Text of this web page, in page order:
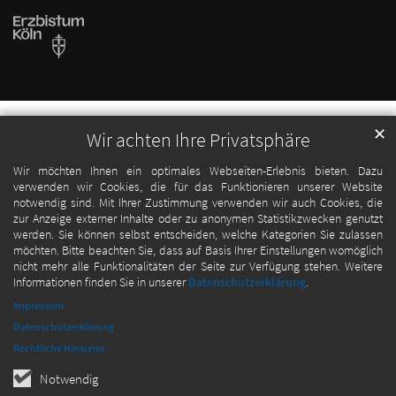
Wir achten Ihre Privatsphäre
Wir möchten Ihnen ein optimales Webseiten-Erlebnis bieten. Dazu
verwenden wir Cookies, die für das Funktionieren unserer Website
notwendig sind. Mit Ihrer Zustimmung verwenden wir auch Cookies, die
zur Anzeige externer Inhalte oder zu anonymen Statistikzwecken genutzt
werden. Sie können selbst entscheiden, welche Kategorien Sie zulassen
möchten. Bitte beachten Sie, dass auf Basis Ihrer Einstellungen womöglich
nicht mehr alle Funktionalitäten der Seite zur Verfügung stehen. Weitere
Informationen finden Sie in unsererDatenschutzerklärung.
Notwendig
✕
Impressum
Datenschutzerklärung
Rechtliche Hinweise